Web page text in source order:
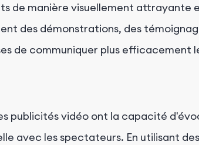
de manière visuellement attrayante
des démonstrations, des
de communiquer plus efficacement
publicités vidéo ont la capacité
avec les spectateurs. En utilisant